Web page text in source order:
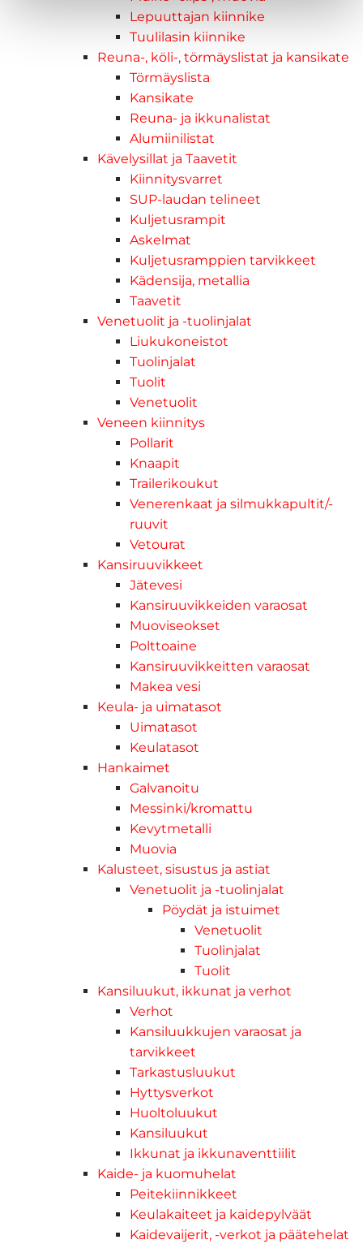
Lepuuttajan kiinnike
Tuulilasin kiinnike
Reuna-, köli-, törmäyslistat ja kansikate
Törmäyslista
Kansikate
Reuna- ja ikkunalistat
Alumiinilistat
Kävelysillat ja Taavetit
Kiinnitysvarret
SUP-laudan telineet
Kuljetusrampit
Askelmat
Kuljetusramppien tarvikkeet
Kädensija, metallia
Taavetit
Venetuolit ja -tuolinjalat
Liukukoneistot
Tuolinjalat
Tuolit
Venetuolit
Veneen kiinnitys
Pollarit
Knaapit
Trailerikoukut
Venerenkaat ja silmukkapultit/-
ruuvit
Vetourat
Kansiruuvikkeet
Jätevesi
Kansiruuvikkeiden varaosat
Muoviseokset
Polttoaine
Kansiruuvikkeitten varaosat
Makea vesi
Keula- ja uimatasot
Uimatasot
Keulatasot
Hankaimet
Galvanoitu
Messinki/kromattu
Kevytmetalli
Muovia
Kalusteet, sisustus ja astiat
Venetuolit ja -tuolinjalat
Pöydät ja istuimet
Venetuolit
Tuolinjalat
Tuolit
Kansiluukut, ikkunat ja verhot
Verhot
Kansiluukkujen varaosat ja
tarvikkeet
Tarkastusluukut
Hyttysverkot
Huoltoluukut
Kansiluukut
Ikkunat ja ikkunaventtiilit
Kaide- ja kuomuhelat
Peitekiinnikkeet
Keulakaiteet ja kaidepylväät
Kaidevaijerit, -verkot ja päätehelat